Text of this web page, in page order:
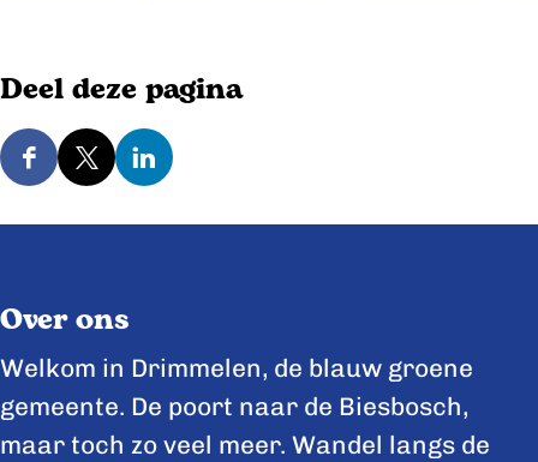
Deel deze pagina
D
d
e
z
e
D
d
e
z
e
D
e
z
e
Over ons
Welkom in Drimmelen, de blauw groene
gemeente. De poort naar de Biesbosch,
maar toch zo veel meer. Wandel langs de